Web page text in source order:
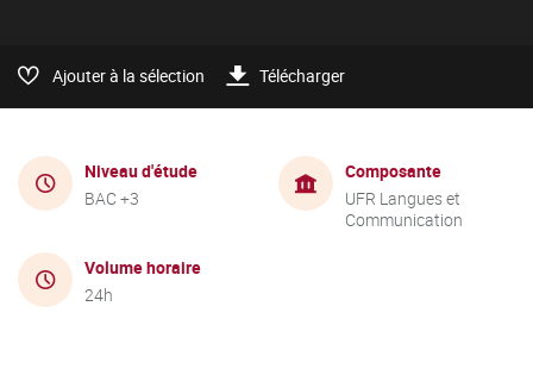
Ajouter à la sélection Télécharger
Niveau d'étude
BAC +3
Composante
UFR Langues et
Communication
Volume horaire
24h